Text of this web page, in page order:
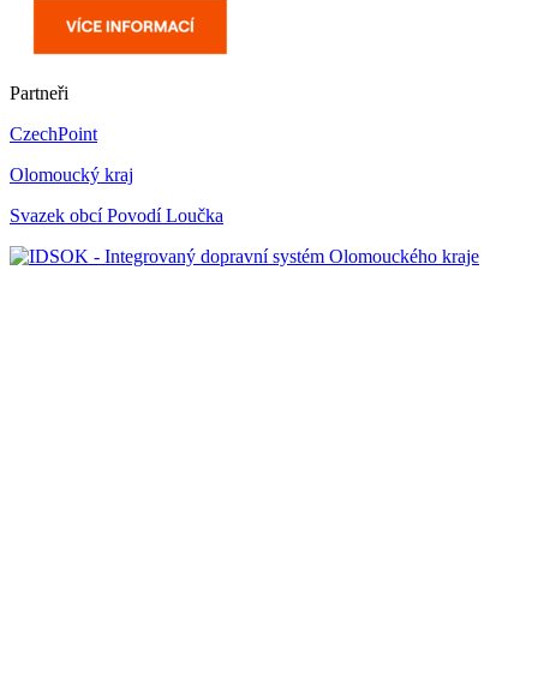
Partneři
CzechPoint
Olomoucký kraj
Svazek obcí Povodí Loučka